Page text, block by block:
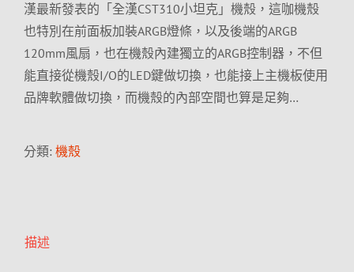
漢最新發表的「全漢CST310小坦克」機殼，這咖機殼
也特別在前面板加裝ARGB燈條，以及後端的ARGB
120mm風扇，也在機殼內建獨立的ARGB控制器，不但
能直接從機殼I/O的LED鍵做切換，也能接上主機板使用
品牌軟體做切換，而機殼的內部空間也算是足夠…
分類: 機殼
描述